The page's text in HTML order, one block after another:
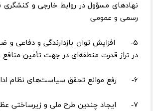
نهادهای مسؤول در روابط خارجی و کنشگری
رسمی و عمومی
۵- افزایش توان بازدارندگی و دفاعی و
در تراز قدرت منطقه‌ای در جهت تأمین
۶- رفع موانع تحقق سیاست‌های نظام اداری
۷- ایجاد چندین طرح ملی و زیرساختی عظیم